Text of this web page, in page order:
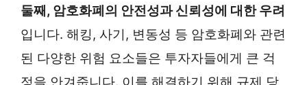
둘째, 암호화폐의 안전성과 신뢰성에 대한 우려
입니다. 해킹, 사기, 변동성 등 암호화폐와 관련
된 다양한 위험 요소들은 투자자들에게 큰 걱
정을 안겨줍니다. 이를 해결하기 위해 규제 당